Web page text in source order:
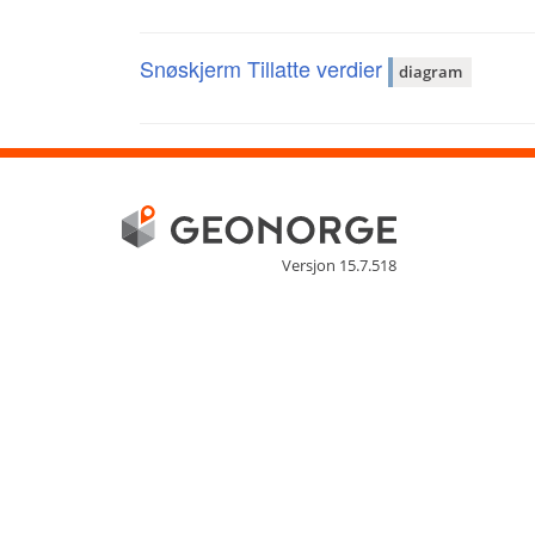
Snøskjerm Tillatte verdier diagram